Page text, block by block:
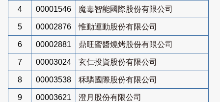
4 00001546 魔毒智能國際股份有限公司
5 00002876 惟動運動股份有限公司
6 00002881 鼎旺蜜醬燒烤股份有限公司
7 00003024 玄仁投資股份有限公司
8 00003538 秝驎國際股份有限公司
9 00003621 澄月股份有限公司